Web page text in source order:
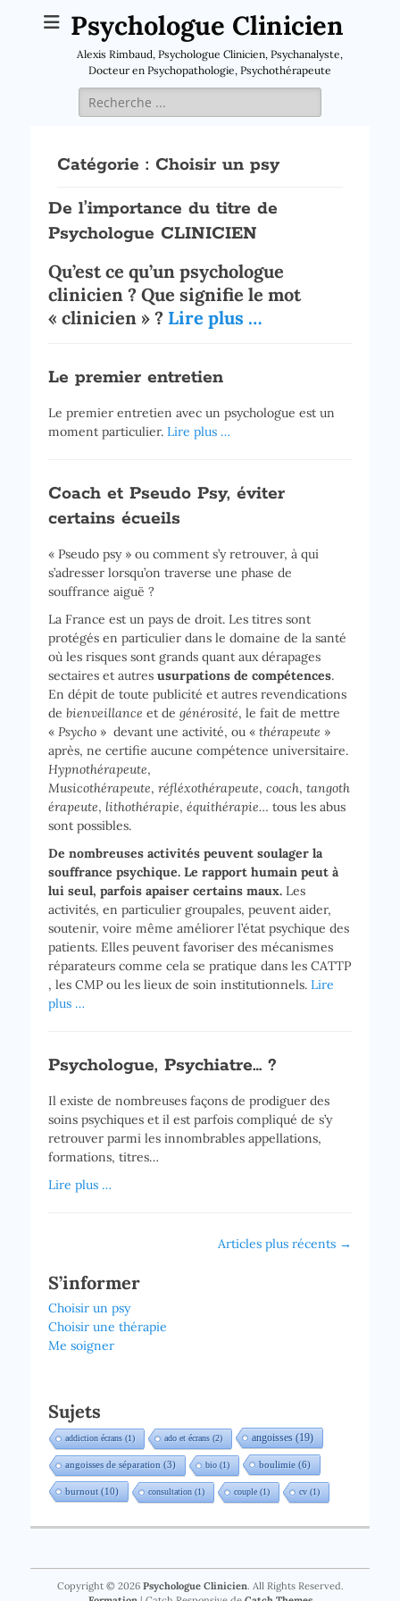
Psychologue Clinicien
Alexis Rimbaud, Psychologue Clinicien, Psychanalyste,
Docteur en Psychopathologie, Psychothérapeute
Rechercher :
Catégorie : Choisir un psy
De l’importance du titre de
Psychologue CLINICIEN
Qu’est ce qu’un psychologue
clinicien ? Que signifie le mot
« clinicien » ? Lire plus …
Le premier entretien
Le premier entretien avec un psychologue est un
moment particulier. Lire plus …
Coach et Pseudo Psy, éviter
certains écueils
« Pseudo psy » ou comment s’y retrouver, à qui
s’adresser lorsqu’on traverse une phase de
souffrance aiguë ?
La France est un pays de droit. Les titres sont
protégés en particulier dans le domaine de la santé
où les risques sont grands quant aux dérapages
sectaires et autres usurpations de compétences.
En dépit de toute publicité et autres revendications
de bienveillance et de générosité, le fait de mettre
« Psycho » devant une activité, ou « thérapeute »
après, ne certifie aucune compétence universitaire.
Hypnothérapeute,
Musicothérapeute, réfléxothérapeute, coach, tangoth
érapeute, lithothérapie, équithérapie… tous les abus
sont possibles.
De nombreuses activités peuvent soulager la
souffrance psychique. Le rapport humain peut à
lui seul, parfois apaiser certains maux. Les
activités, en particulier groupales, peuvent aider,
soutenir, voire même améliorer l’état psychique des
patients. Elles peuvent favoriser des mécanismes
réparateurs comme cela se pratique dans les CATTP
, les CMP ou les lieux de soin institutionnels. Lire
plus …
Psychologue, Psychiatre… ?
Il existe de nombreuses façons de prodiguer des
soins psychiques et il est parfois compliqué de s’y
retrouver parmi les innombrables appellations,
formations, titres…
Lire plus …
articles
Articles plus récents →
S’informer
Choisir un psy
Choisir une thérapie
Me soigner
Sujets
addiction écrans (1) ado et écrans (2) angoisses (19)
angoisses de séparation (3) bio (1) boulimie (6)
burnout (10) consultation (1) couple (1) cv(1)
Copyright © 2026 Psychologue Clinicien. All Rights Reserved.